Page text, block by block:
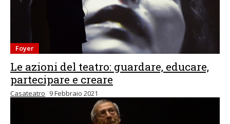
Foyer
Le azioni del teatro: guardare, educare,
partecipare e creare
Casateatro 9 Febbraio 2021